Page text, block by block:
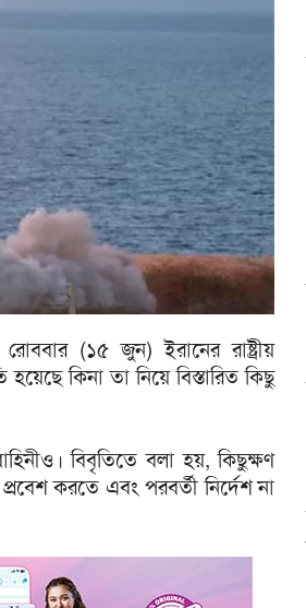
(১৫ জুন) ইরানের রাষ্ট্রীয়
কিনা তা নিয়ে বিস্তারিত কিছু
বিবৃতিতে বলা হয়, কিছুক্ষণ
করতে এবং পরবর্তী নির্দেশ না